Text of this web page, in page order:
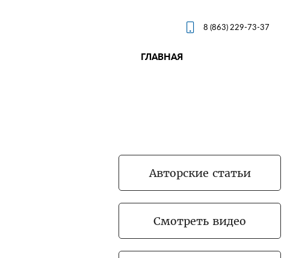
 8 (863) 229-73-37
ГЛАВНАЯ
Авторские статьи
Смотреть видео